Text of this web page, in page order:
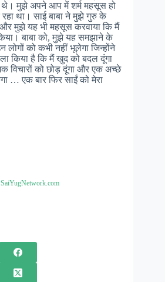
थे। मुझे अपने आप में शर्म महसूस हो
था। साई बाबा ने मुझे गुरु के
मुझे यह भी महसूस करवाया कि मैं
बाबा को, मुझे यह समझाने के
लोगों को कभी नहीं भूलेगा जिन्होंने
किया है कि मैं खुद को बदल दूंगा
विचारों को छोड़ दूंगा और एक अच्छे
… एक बार फिर साईं को मेरा